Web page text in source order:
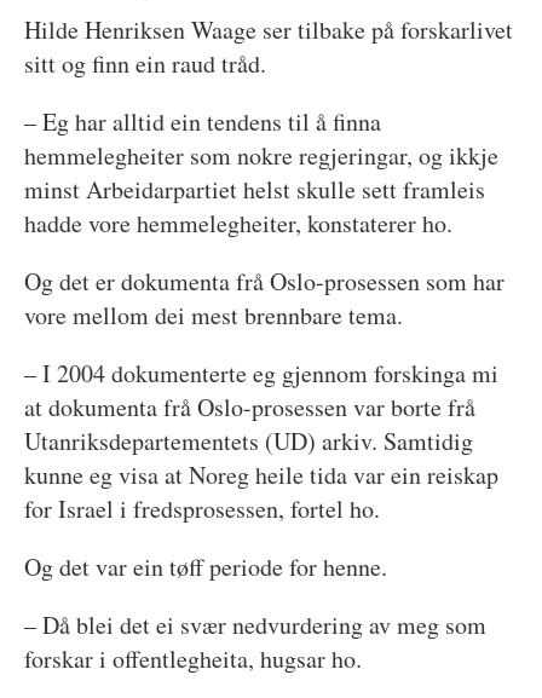
Hilde Henriksen Waage ser tilbake på forskarlivet
sitt og finn ein raud tråd.
– Eg har alltid ein tendens til å finna
hemmelegheiter som nokre regjeringar, og ikkje
minst Arbeidarpartiet helst skulle sett framleis
hadde vore hemmelegheiter, konstaterer ho.
Og det er dokumenta frå Oslo-prosessen som har
vore mellom dei mest brennbare tema.
– I 2004 dokumenterte eg gjennom forskinga mi
at dokumenta frå Oslo-prosessen var borte frå
Utanriksdepartementets (UD) arkiv. Samtidig
kunne eg visa at Noreg heile tida var ein reiskap
for Israel i fredsprosessen, fortel ho.
Og det var ein tøff periode for henne.
– Då blei det ei svær nedvurdering av meg som
forskar i offentlegheita, hugsar ho.